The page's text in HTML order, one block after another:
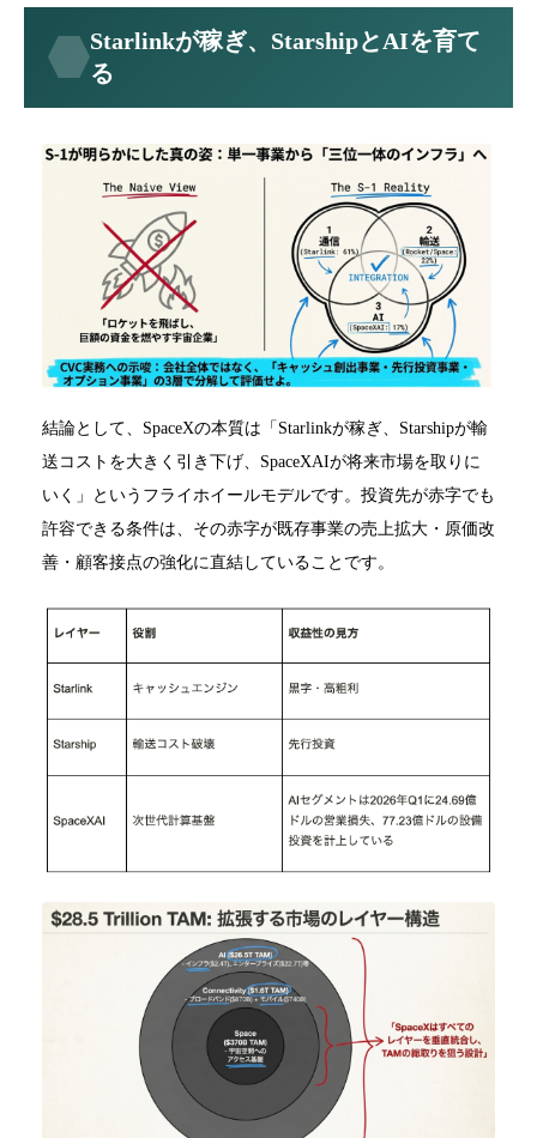
Starlinkが稼ぎ、StarshipとAIを育て
る
結論として、SpaceXの本質は「Starlinkが稼ぎ、Starshipが輸
送コストを大きく引き下げ、SpaceXAIが将来市場を取りに
いく」というフライホイールモデルです。投資先が赤字でも
許容できる条件は、その赤字が既存事業の売上拡大・原価改
善・顧客接点の強化に直結していることです。